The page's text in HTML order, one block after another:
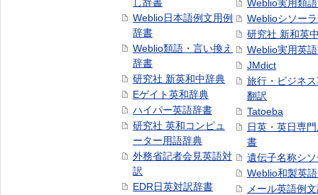
Weblio日本語例文用例
辞書
Weblio類語・言い換え
辞書
研究社 新英和中辞典
Eゲイト英和辞典
ハイパー英語辞書
研究社 英和コンピュ
ーター用語辞典
外務省記者会見英語対
訳
EDR日英対訳辞書
Weblio実用類
Weblioシソー
研究社 新和英
Weblio実用英
JMdict
旅行・ビジネ
翻訳
Tatoeba
日英・英日専
書
遺伝子名称シ
Weblio和製英
メール英語例